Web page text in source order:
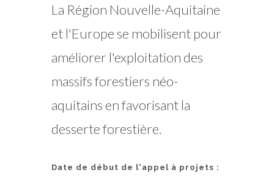
La Région Nouvelle-Aquitaine
et l'Europe se mobilisent pour
améliorer l'exploitation des
massifs forestiers néo-
aquitains en favorisant la
desserte forestière.
Date de début de l'appel à projets :